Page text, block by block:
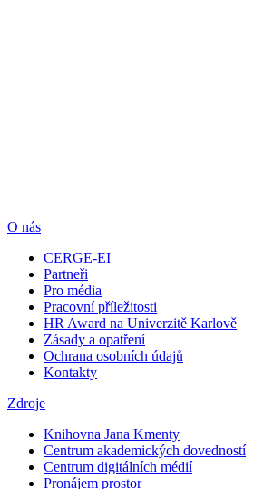
O nás
CERGE-EI
Partneři
Pro média
Pracovní příležitosti
HR Award na Univerzitě Karlově
Zásady a opatření
Ochrana osobních údajů
Kontakty
Zdroje
Knihovna Jana Kmenty
Centrum akademických dovedností
Centrum digitálních médií
Pronájem prostor